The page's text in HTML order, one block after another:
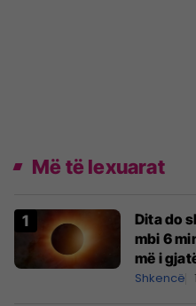
Më të lexuarat
Dita do
mbi 6
më i
Shkencë